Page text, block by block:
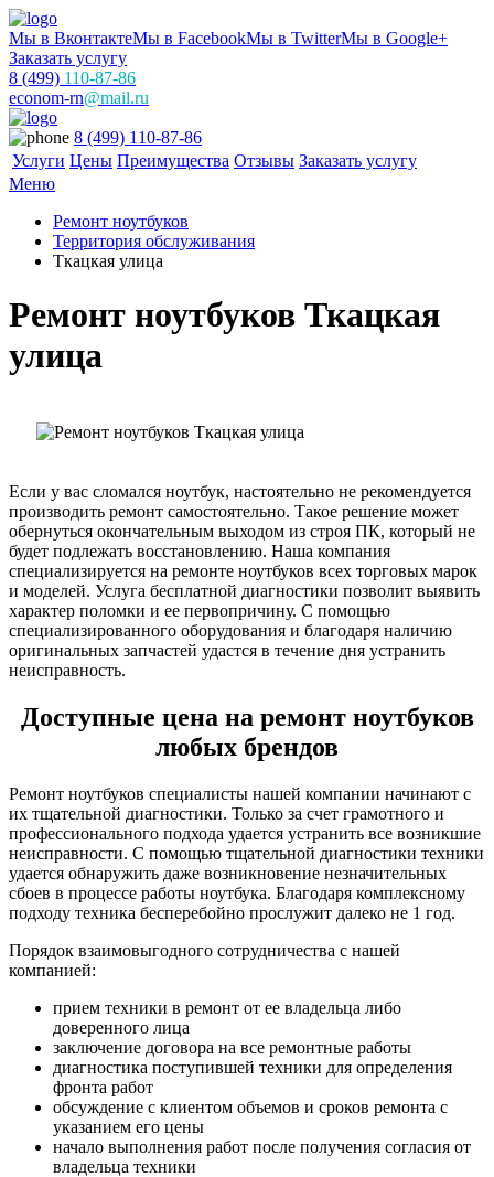
Мы в ВконтактеМы в FacebookМы в TwitterМы в Google+
Заказать услугу
8 (499) 110-87-86
econom-rn@mail.ru
8 (499) 110-87-86
Услуги Цены Преимущества Отзывы Заказать услугу
Меню
Ремонт ноутбуков
Территория обслуживания
Ткацкая улица
Ремонт ноутбуков Ткацкая
улица
Если у вас сломался ноутбук, настоятельно не рекомендуется
производить ремонт самостоятельно. Такое решение может
обернуться окончательным выходом из строя ПК, который не
будет подлежать восстановлению. Наша компания
специализируется на ремонте ноутбуков всех торговых марок
и моделей. Услуга бесплатной диагностики позволит выявить
характер поломки и ее первопричину. С помощью
специализированного оборудования и благодаря наличию
оригинальных запчастей удастся в течение дня устранить
неисправность.
Доступные цена на ремонт ноутбуков
любых брендов
Ремонт ноутбуков специалисты нашей компании начинают с
их тщательной диагностики. Только за счет грамотного и
профессионального подхода удается устранить все возникшие
неисправности. С помощью тщательной диагностики техники
удается обнаружить даже возникновение незначительных
сбоев в процессе работы ноутбука. Благодаря комплексному
подходу техника бесперебойно прослужит далеко не 1 год.
Порядок взаимовыгодного сотрудничества с нашей
компанией:
прием техники в ремонт от ее владельца либо
доверенного лица
заключение договора на все ремонтные работы
диагностика поступившей техники для определения
фронта работ
обсуждение с клиентом объемов и сроков ремонта с
указанием его цены
начало выполнения работ после получения согласия от
владельца техники